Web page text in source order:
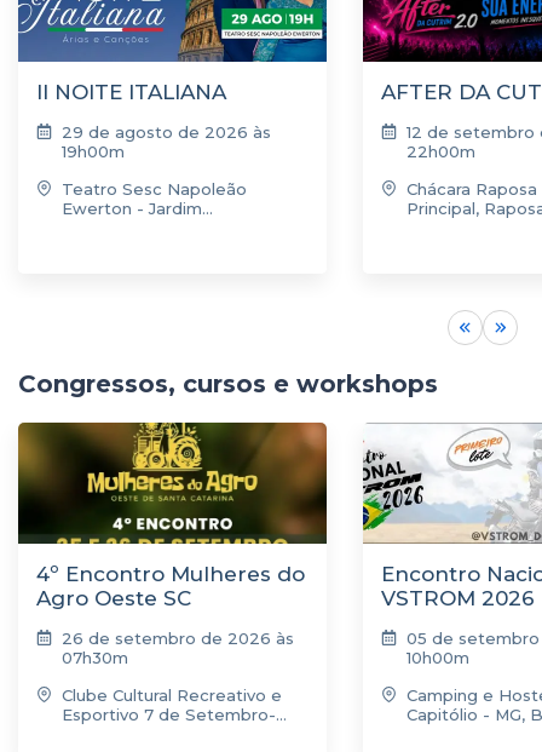
II NOITE ITALIANA
29 de agosto de 2026 às
19h00m
Teatro Sesc Napoleão
Ewerton - Jardim
AFTER DA
12 de setembro
22h00m
Chácara
Principal,
Congressos, cursos e workshops
4º Encontro Mulheres do
Agro Oeste SC
26 de setembro de 2026 às
07h30m
Clube Cultural Recreativo e
Esportivo 7 de Setembro-
Encontro
VSTROM 2026
05 de
10h00m
Camping e
Capitólio - MG,